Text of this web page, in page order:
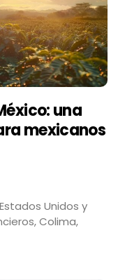
una
mexicanos
Unidos y
Colima,